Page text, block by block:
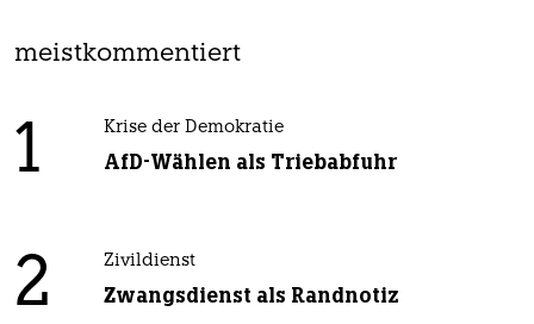
meistkommentiert
1 Krise der Demokratie
AfD-Wählen als Triebabfuhr
2 Zivildienst
Zwangsdienst als Randnotiz